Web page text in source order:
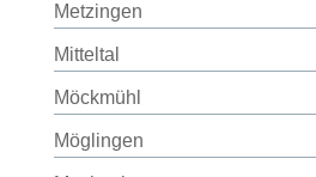
Metzingen
Mitteltal
Möckmühl
Möglingen